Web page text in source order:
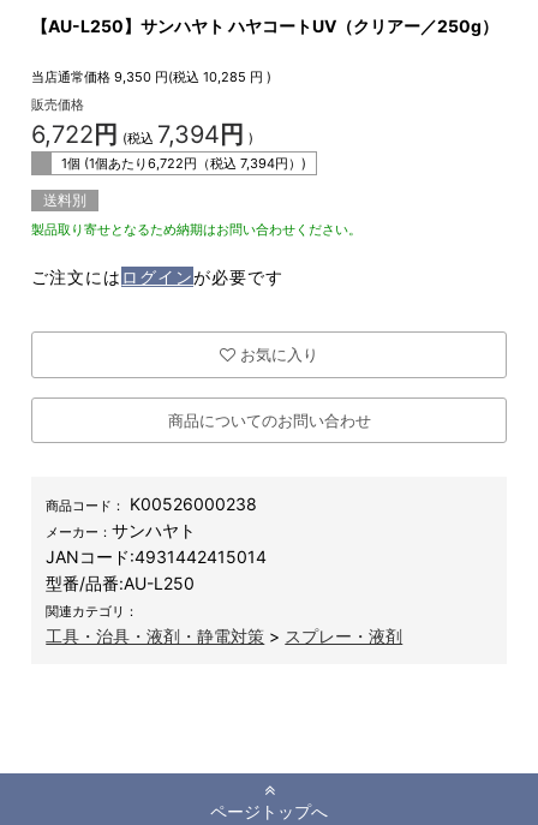
【AU-L250】サンハヤト ハヤコートUV（クリアー／250g）
当店通常価格 9,350 円(税込10,285 円 )
販売価格
6,722 円 (税込 7,394 円 )
1個 (1個あたり6,722円（税込7,394円）)
送料別
製品取り寄せとなるため納期はお問い合わせください。
ご注文には ログインが必要です
お気に入り
商品についてのお問い合わせ
商品コード： K00526000238
メーカー：サンハヤト
JANコード:4931442415014
型番/品番:AU-L250
関連カテゴリ：
工具・治具・液剤・静電対策 > スプレー・液剤
ページトップへ